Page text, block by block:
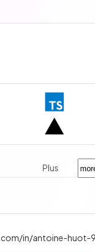
Plus
in/antoine-huot-